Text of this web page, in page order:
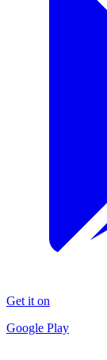
Get it on
Google Play